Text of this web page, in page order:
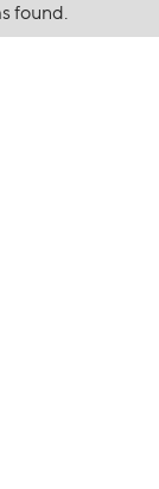
found.